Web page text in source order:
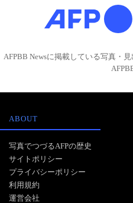
AFPBB Newsに掲載している写真・
ABOUT
写真でつづるAFPの歴史
サイトポリシー
プライバシーポリシー
利用規約
運営会社